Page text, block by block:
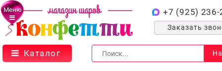
Меню +7 (925) 236-
Заказать
Каталог